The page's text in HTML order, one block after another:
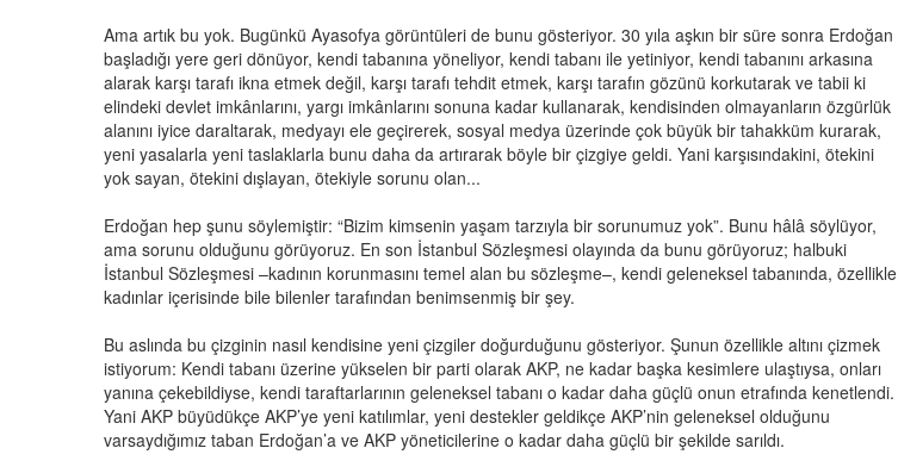
Ama artık bu yok. Bugünkü Ayasofya görüntüleri de bunu gösteriyor. 30 yıla aşkın bir süre sonra Erdoğan
başladığı yere geri dönüyor, kendi tabanına yöneliyor, kendi tabanı ile yetiniyor, kendi tabanını arkasına
alarak karşı tarafı ikna etmek değil, karşı tarafı tehdit etmek, karşı tarafın gözünü korkutarak ve tabii ki
elindeki devlet imkânlarını, yargı imkânlarını sonuna kadar kullanarak, kendisinden olmayanların özgürlük
alanını iyice daraltarak, medyayı ele geçirerek, sosyal medya üzerinde çok büyük bir tahakküm kurarak,
yeni yasalarla yeni taslaklarla bunu daha da artırarak böyle bir çizgiye geldi. Yani karşısındakini, ötekini
yok sayan, ötekini dışlayan, ötekiyle sorunu olan...
Erdoğan hep şunu söylemiştir: “Bizim kimsenin yaşam tarzıyla bir sorunumuz yok”. Bunu hâlâ söylüyor,
ama sorunu olduğunu görüyoruz. En son İstanbul Sözleşmesi olayında da bunu görüyoruz; halbuki
İstanbul Sözleşmesi –kadının korunmasını temel alan bu sözleşme–, kendi geleneksel tabanında, özellikle
kadınlar içerisinde bile bilenler tarafından benimsenmiş bir şey.
Bu aslında bu çizginin nasıl kendisine yeni çizgiler doğurduğunu gösteriyor. Şunun özellikle altını çizmek
istiyorum: Kendi tabanı üzerine yükselen bir parti olarak AKP, ne kadar başka kesimlere ulaştıysa, onları
yanına çekebildiyse, kendi taraftarlarının geleneksel tabanı o kadar daha güçlü onun etrafında kenetlendi.
Yani AKP büyüdükçe AKP’ye yeni katılımlar, yeni destekler geldikçe AKP’nin geleneksel olduğunu
varsaydığımız taban Erdoğan’a ve AKP yöneticilerine o kadar daha güçlü bir şekilde sarıldı.